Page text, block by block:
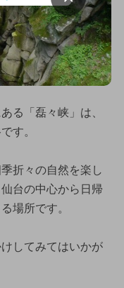
る「磊々峡」は、
す。
折々の自然を楽し
台の中心から日帰
場所です。
してみてはいかが